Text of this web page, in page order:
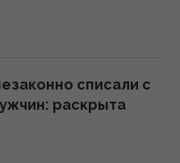
"Искандеров":
Украине тяжело
и оставили
войне, - колумнист
списали с
раскрыта